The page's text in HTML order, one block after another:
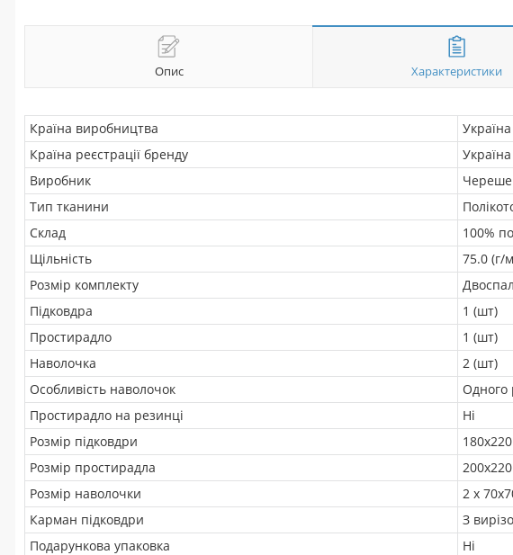
Опис Характеристики
Країна виробництва
Україна
Країна реєстрації бренду
Україна
Виробник
Тип тканини
Склад
100%
Щільність
75.0 (г/
Розмір комплекту
Підковдра
1 (шт)
Простирадло
1 (шт)
Наволочка
2 (шт)
Особливість наволочок
Одного
Простирадло на резинці
Ні
Розмір підковдри
Розмір простирадла
Розмір наволочки
2 х
Карман підковдри
З
Подарункова упаковка
Ні